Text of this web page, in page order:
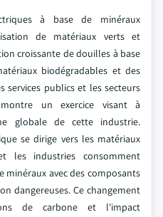
à base de minéraux
de matériaux verts et
croissante de douilles à base
biodégradables et des
services publics et les secteurs
un exercice visant à
globale de cette industrie.
se dirige vers les matériaux
les industries consomment
minéraux avec des composants
dangereuses. Ce changement
de carbone et l'impact